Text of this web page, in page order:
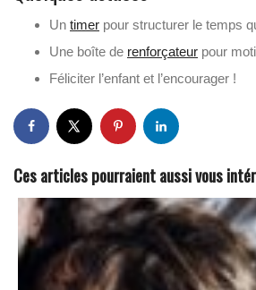
Un timer pour structurer le temps
Une boîte de renforçateur pour
Féliciter l’enfant et l’encourager !
Ces articles pourraient aussi vous